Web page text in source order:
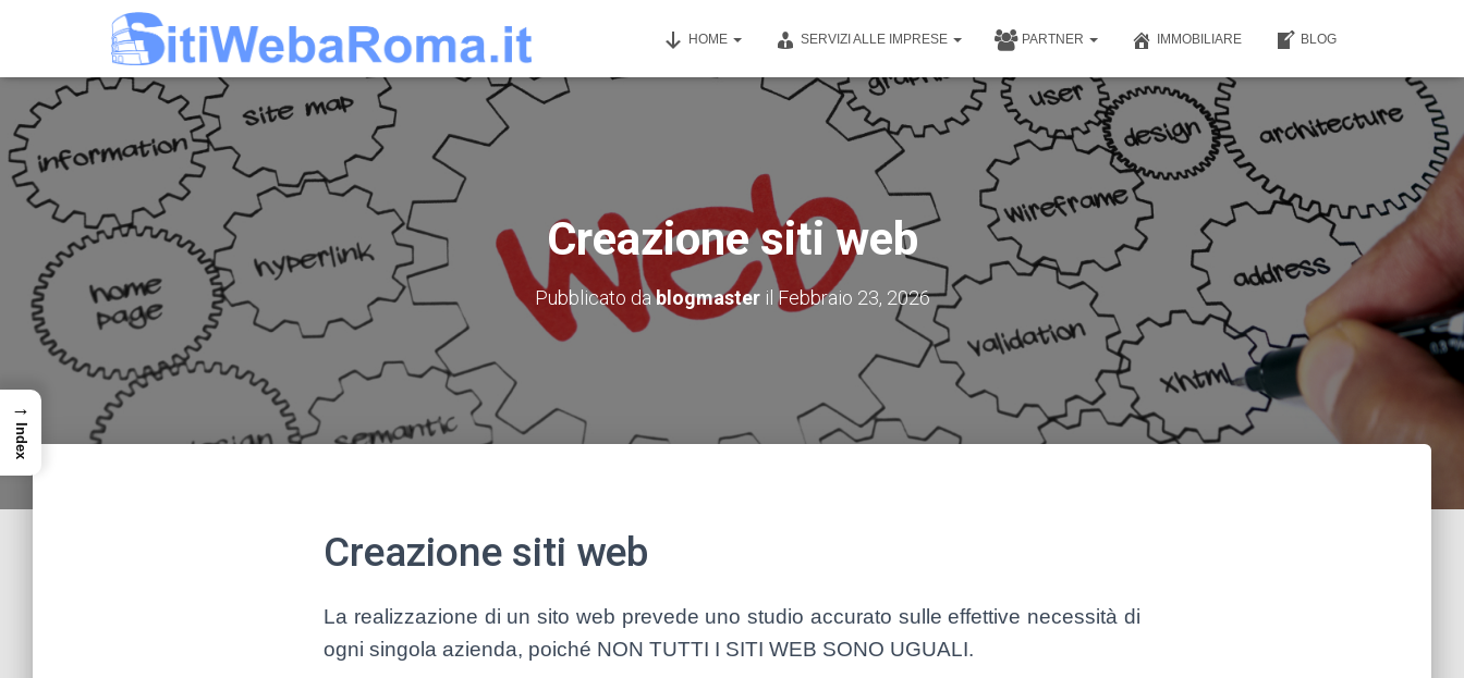
HOME SERVIZI ALLE IMPRESE PARTNER IMMOBILIARE BLOG
Creazione siti web
Pubblicato dablogmasteril Febbraio 23, 2026
Creazione siti web
La realizzazione di un sito web prevede uno studio accurato sulle effettive necessità di
ogni singola azienda, poiché NON TUTTI I SITI WEB SONO UGUALI.
→
Index